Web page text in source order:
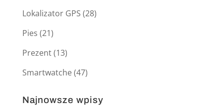
Lokalizator GPS (28)
Pies (21)
Prezent(13)
Smartwatche(47)
Najnowsze wpisy